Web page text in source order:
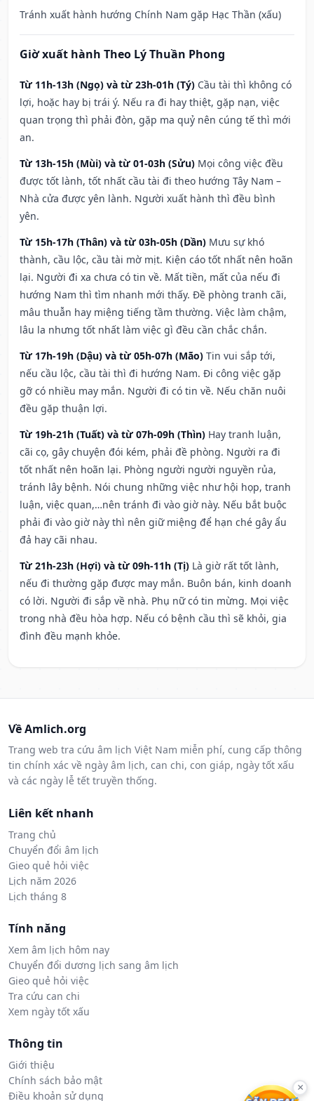
Tránh xuất hành hướng Chính Nam gặp Hạc Thần (xấu)
Giờ xuất hành Theo Lý Thuần Phong
Từ 11h-13h (Ngọ) và từ 23h-01h (Tý) Cầu tài thì không có
lợi, hoặc hay bị trái ý. Nếu ra đi hay thiệt, gặp nạn, việc
quan trọng thì phải đòn, gặp ma quỷ nên cúng tế thì mới
an.
Từ 13h-15h (Mùi) và từ 01-03h (Sửu) Mọi công việc đều
được tốt lành, tốt nhất cầu tài đi theo hướng Tây Nam –
Nhà cửa được yên lành. Người xuất hành thì đều bình
yên.
Từ 15h-17h (Thân) và từ 03h-05h (Dần) Mưu sự khó
thành, cầu lộc, cầu tài mờ mịt. Kiện cáo tốt nhất nên hoãn
lại. Người đi xa chưa có tin về. Mất tiền, mất của nếu đi
hướng Nam thì tìm nhanh mới thấy. Đề phòng tranh cãi,
mâu thuẫn hay miệng tiếng tầm thường. Việc làm chậm,
lâu la nhưng tốt nhất làm việc gì đều cần chắc chắn.
Từ 17h-19h (Dậu) và từ 05h-07h (Mão) Tin vui sắp tới,
nếu cầu lộc, cầu tài thì đi hướng Nam. Đi công việc gặp
gỡ có nhiều may mắn. Người đi có tin về. Nếu chăn nuôi
đều gặp thuận lợi.
Từ 19h-21h (Tuất) và từ 07h-09h (Thìn) Hay tranh luận,
cãi cọ, gây chuyện đói kém, phải đề phòng. Người ra đi
tốt nhất nên hoãn lại. Phòng người người nguyền rủa,
tránh lây bệnh. Nói chung những việc như hội họp, tranh
luận, việc quan,…nên tránh đi vào giờ này. Nếu bắt buộc
phải đi vào giờ này thì nên giữ miệng để hạn ché gây ẩu
đả hay cãi nhau.
Từ 21h-23h (Hợi) và từ 09h-11h (Tị) Là giờ rất tốt lành,
nếu đi thường gặp được may mắn. Buôn bán, kinh doanh
có lời. Người đi sắp về nhà. Phụ nữ có tin mừng. Mọi việc
trong nhà đều hòa hợp. Nếu có bệnh cầu thì sẽ khỏi, gia
đình đều mạnh khỏe.
Về Amlich.org
Trang web tra cứu âm lịch Việt Nam miễn phí, cung cấp thông
tin chính xác về ngày âm lịch, can chi, con giáp, ngày tốt xấu
và các ngày lễ tết truyền thống.
Liên kết nhanh
Trang chủ
Chuyển đổi âm lịch
Gieo quẻ hỏi việc
Lịch năm 2026
Lịch tháng 8
Tính năng
Xem âm lịch hôm nay
Chuyển đổi dương lịch sang âm lịch
Gieo quẻ hỏi việc
Tra cứu can chi
Xem ngày tốt xấu
Thông tin
Giới thiệu
Chính sách bảo mật
Điều khoản sử dụng
×